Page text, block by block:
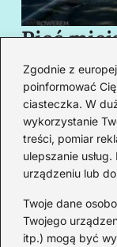
Zgodnie z
poinformować
ciasteczka. W
wykorzystanie
treści, pomiar
ulepszanie
urządzeniu lub
Twoje dane
Twojego
itp.) mogą być
Pięć
granicy,
swoim
Redakcja
Od lat
przez pryzmat
smaków i
Redakcja: